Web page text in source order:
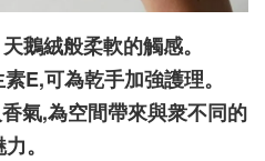
鵝絨般柔軟的觸感。
E,可為乾手加強護理。
氣,為空間帶來與衆不同的
。